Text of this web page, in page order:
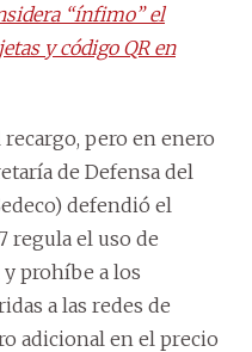
“ínfimo” el
y código QR en
pero en enero
de Defensa del
defendió el
regula el uso de
prohíbe a los
a las redes de
adicional en el precio